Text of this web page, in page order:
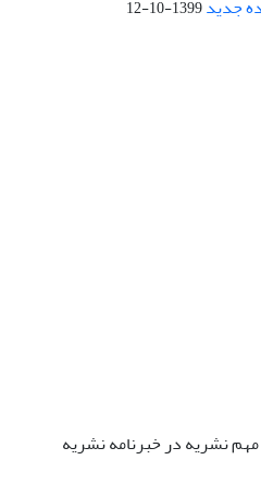
جدید1399-10-12
مهم نشریه در خبرنامه نشریه